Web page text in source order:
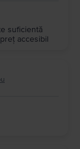
suficientă
accesibil